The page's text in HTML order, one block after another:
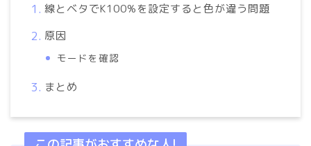
線とベタでK100%を設定すると色が違う問題
原因
モードを確認
まとめ